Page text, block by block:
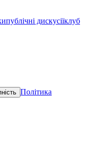
публічні дискусіїклуб
Політика